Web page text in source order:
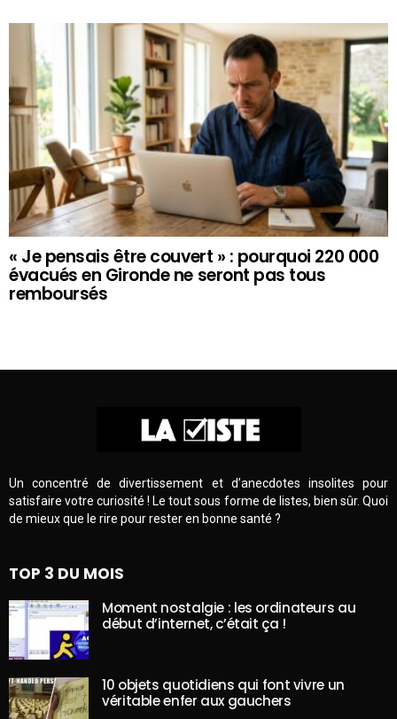
« Je pensais être couvert » : pourquoi 220 000
évacués en Gironde ne seront pas tous
remboursés
Un concentré de divertissement et d’anecdotes insolites pour
satisfaire votre curiosité ! Le tout sous forme de listes, bien sûr. Quoi
de mieux que le rire pour rester en bonne santé ?
TOP 3 DU MOIS
Moment nostalgie : les ordinateurs au
début d’internet, c’était ça !
10 objets quotidiens qui font vivre un
véritable enfer aux gauchers